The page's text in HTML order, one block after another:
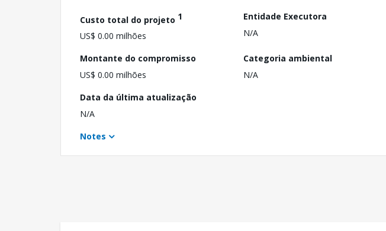
Custo total do projeto 1
US$ 0.00 milhões
Entidade Executora
N/A
Montante do compromisso
US$ 0.00 milhões
Categoria ambiental
N/A
Data da última atualização
N/A
Notes